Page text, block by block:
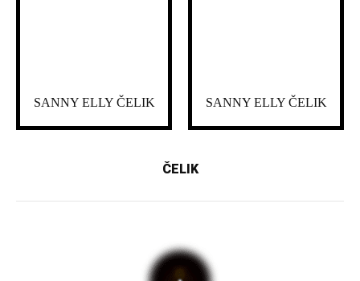
SANNY ELLY ČELIK SANNY ELLY ČELIK
ČELIK